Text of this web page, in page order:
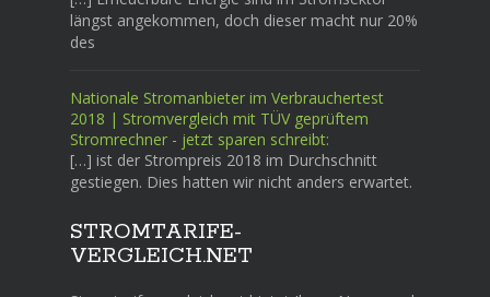
längst angekommen, doch dieser macht nur 20%
des
Nationale Stromanbieter im Verbrauchertest
2018 | Stromvergleich mit TÜV geprüftem
Stromrechner - jetzt sparen schreibt:
[…] ist der Strompreis 2018 im Durchschnitt
gestiegen. Dies hatten wir nicht anders erwartet.
STROMTARIFE-
VERGLEICH.NET